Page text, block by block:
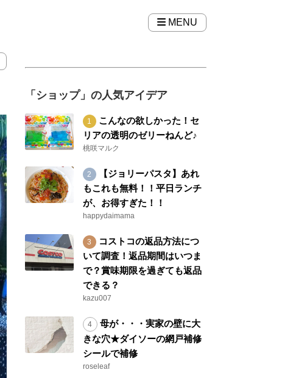
MENU
「ショップ」の人気アイデア
こんなの欲しかった！セ
リアの透明のゼリーねんど♪
桃咲マルク
【ジョリーパスタ】あれ
もこれも無料！！平日ランチ
が、お得すぎた！！
happydaimama
コストコの返品方法につ
いて調査！返品期間はいつま
で？賞味期限を過ぎても返品
できる？
kazu007
母が・・・実家の壁に大
きな穴★ダイソーの網戸補修
シールで補修
roseleaf